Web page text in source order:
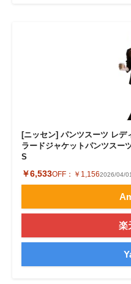
[ニッセン] パンツスーツ レデ
ラードジャケットパンツスー
S
￥6,533OFF： ￥1,1562026/04/
楽